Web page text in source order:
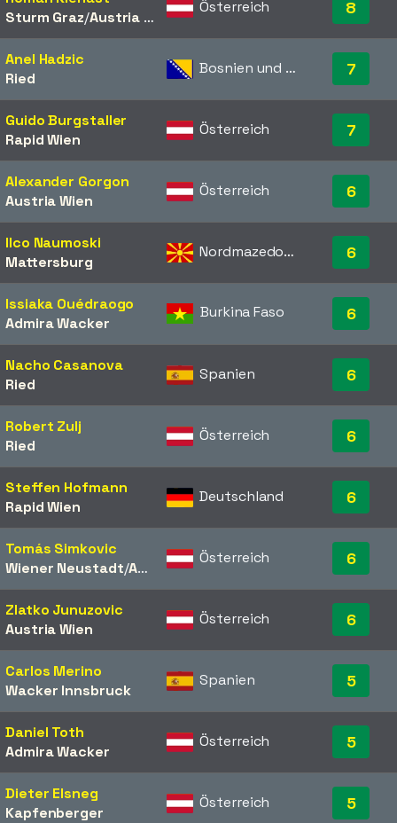
Sturm Graz/​Austria Wien
Österreich 8
Anel Hadzic
Ried
Bosnien und Herzegowina 7
Guido Burgstaller
Rapid Wien
Österreich 7
Alexander Gorgon
Austria Wien
Österreich 6
Ilco Naumoski
Mattersburg
Nordmazedonien 6
Issiaka Ouédraogo
Admira Wacker
Burkina Faso 6
Nacho Casanova
Ried
Spanien 6
Robert Zulj
Ried
Österreich 6
Steffen Hofmann
Rapid Wien
Deutschland 6
Tomás Simkovic
Wiener Neustadt/​Austria Wien
Österreich 6
Zlatko Junuzovic
Austria Wien
Österreich 6
Carlos Merino
Wacker Innsbruck
Spanien 5
Daniel Toth
Admira Wacker
Österreich 5
Dieter Elsneg
Kapfenberger
Österreich 5